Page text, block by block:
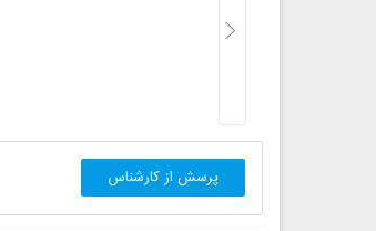
پرسش از کارشناس